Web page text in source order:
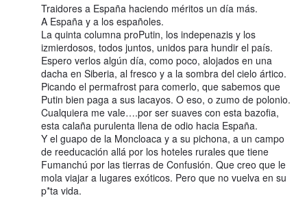
Traidores a España haciendo méritos un día más.
A España y a los españoles.
La quinta columna proPutin, los indepenazis y los
izmierdosos, todos juntos, unidos para hundir el país.
Espero verlos algún día, como poco, alojados en una
dacha en Siberia, al fresco y a la sombra del cielo ártico.
Picando el permafrost para comerlo, que sabemos que
Putin bien paga a sus lacayos. O eso, o zumo de polonio.
Cualquiera me vale….por ser suaves con esta bazofia,
esta calaña purulenta llena de odio hacia España.
Y el guapo de la Moncloaca y a su pichona, a un campo
de reeducación allá por los hoteles rurales que tiene
Fumanchú por las tierras de Confusión. Que creo que le
mola viajar a lugares exóticos. Pero que no vuelva en su
p*ta vida.